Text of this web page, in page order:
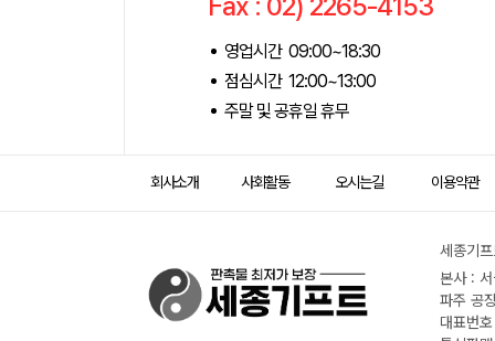
영업시간 09:00~18:30
점심시간 12:00~13:00
주말 및 공휴일 휴무
회사소개 사회활동 오시는길 이용약관
세종기
본사 :
파주 공
대표번